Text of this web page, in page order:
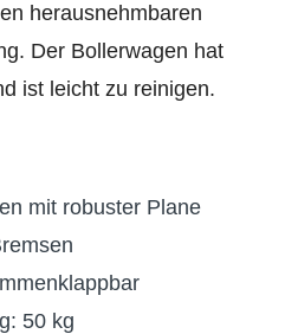
herausnehmbaren
Der Bollerwagen hat
ist leicht zu reinigen.
mit robuster Plane
50 kg